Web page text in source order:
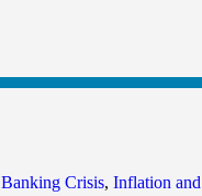
Banking Crisis, Inflation